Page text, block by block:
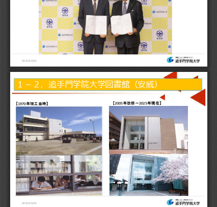
2025/10/24
１－２．追手門学院大学図書館（安威）
【1970年竣工当時】 【2005年改修～2025年現在】
2025/10/24